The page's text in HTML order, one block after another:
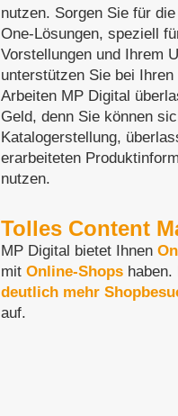
nutzen. Sorgen Sie für
One-Lösungen, speziell
Vorstellungen und Ihrem
unterstützen Sie bei
Arbeiten MP Digital
Geld, denn Sie können
Katalogerstellung,
erarbeiteten
nutzen.
Tolles Content
MP Digital bietet Ihnen
mit Online-Shops haben.
deutlich mehr
auf.